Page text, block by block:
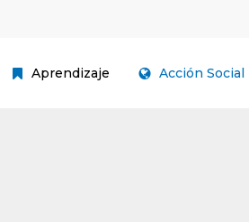
Aprendizaje Acción Social